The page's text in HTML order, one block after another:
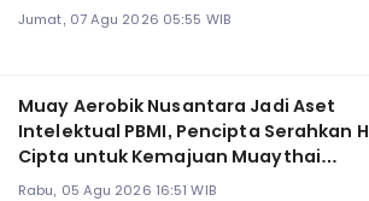
Jumat, 07 Agu 2026 05:55 WIB
Muay Aerobik Nusantara Jadi Aset
Intelektual PBMI, Pencipta Serahkan
Cipta untuk Kemajuan Muaythai
Indonesia
Rabu, 05 Agu 2026 16:51 WIB